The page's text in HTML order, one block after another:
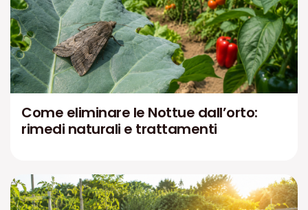
Come eliminare le Nottue dall’orto:
rimedi naturali e trattamenti